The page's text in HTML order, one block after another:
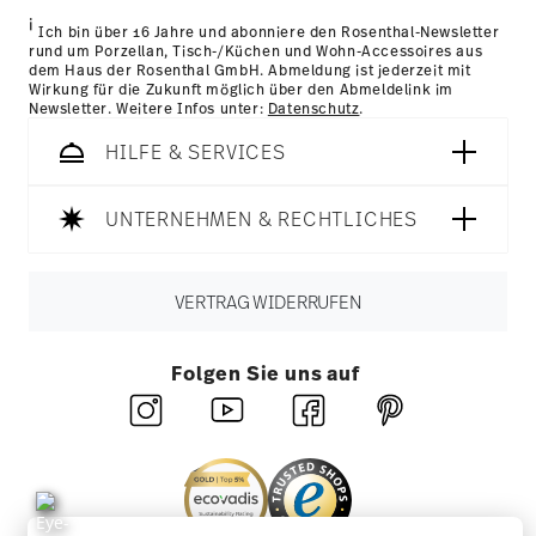
i Ich bin über 16 Jahre und abonniere den Rosenthal-Newsletter
rund um Porzellan, Tisch-/Küchen und Wohn-Accessoires aus
dem Haus der Rosenthal GmbH. Abmeldung ist jederzeit mit
Wirkung für die Zukunft möglich über den Abmeldelink im
Newsletter. Weitere Infos unter: Datenschutz.
HILFE & SERVICES
UNTERNEHMEN & RECHTLICHES
VERTRAG WIDERRUFEN
Folgen Sie uns auf